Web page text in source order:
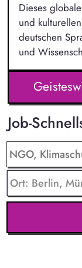
Dieses
und
deutschen
und
Job-